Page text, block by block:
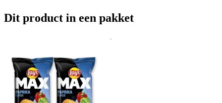
Dit product in een pakket